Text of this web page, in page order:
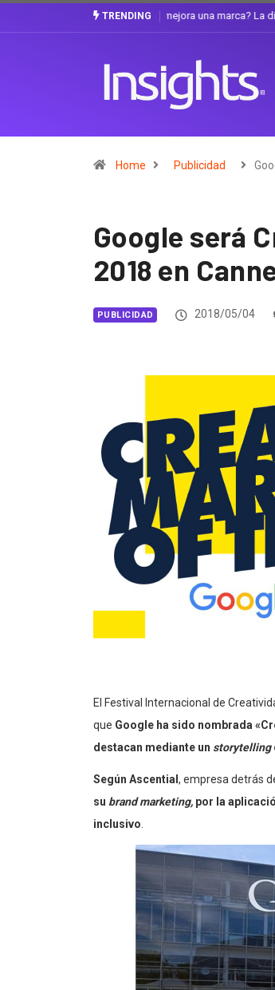
TRENDING Gabriela Herrera y el
Home Publicidad
Google será
2018 en
PUBLICIDAD 2018/05/04
El Festival Internacional de
que Google ha sido nombrada
destacan mediante un storytelling
Según Ascential , empresa detrás
su brand marketing, por la
inclusivo.